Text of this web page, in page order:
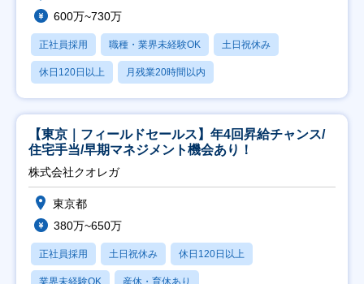
600万~730万
正社員採用 職種・業界未経験OK 土日祝休み
休日120日以上 月残業20時間以内
【東京｜フィールドセールス】年4回昇給チャンス/
住宅手当/早期マネジメント機会あり！
株式会社クオレガ
東京都
380万~650万
正社員採用 土日祝休み 休日120日以上
業界未経験OK 産休・育休あり